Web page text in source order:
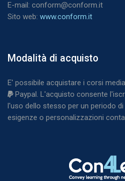
E-mail: conform@conform.it
Sito web: www.conform.it
Blocchi
Salta Modalità di acquisto
Modalità di acquisto
E' possibile acquistare i corsi
Paypal. L'acquisto consente
l'uso dello stesso per un periodo di
esigenze o personalizzazioni